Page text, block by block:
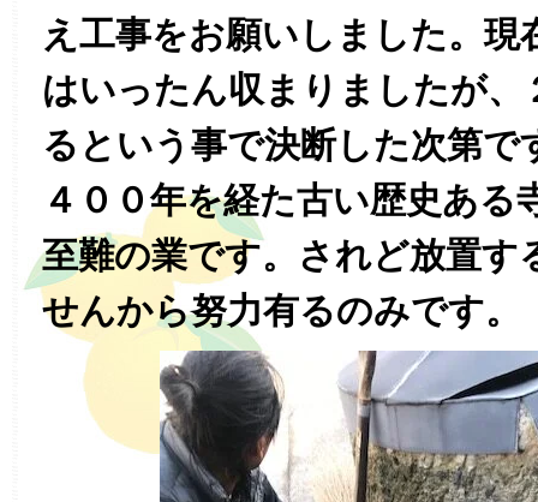
え工事をお願いしました。現
はいったん収まりましたが、
るという事で決断した次第で
４００年を経た古い歴史ある
至難の業です。されど放置す
せんから努力有るのみです。